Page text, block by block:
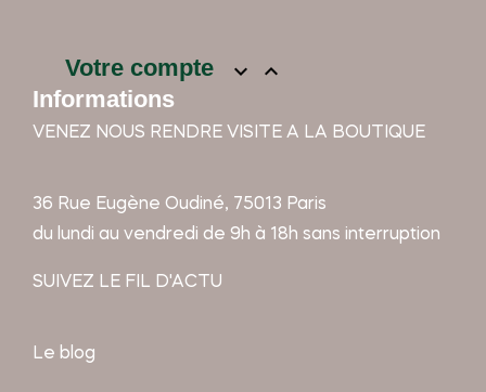
Votre compte  
Informations
VENEZ NOUS RENDRE VISITE A LA BOUTIQUE
36 Rue Eugène Oudiné, 75013 Paris
du lundi au vendredi de 9h à 18h sans interruption
SUIVEZ LE FIL D'ACTU
Le blog